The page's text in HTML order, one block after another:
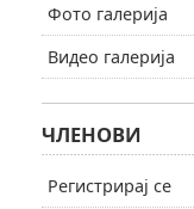
Фото галерија
Видео галерија
ЧЛЕНОВИ
Регистрирај се